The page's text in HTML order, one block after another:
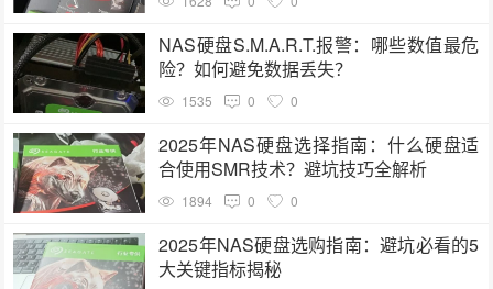
NAS硬盘S.M.A.R.T.报警：哪些数值最危
险？如何避免数据丢失？
1535 0 0
2025年NAS硬盘选择指南：什么硬盘适
合使用SMR技术？避坑技巧全解析
1894 0 0
2025年NAS硬盘选购指南：避坑必看的5
大关键指标揭秘